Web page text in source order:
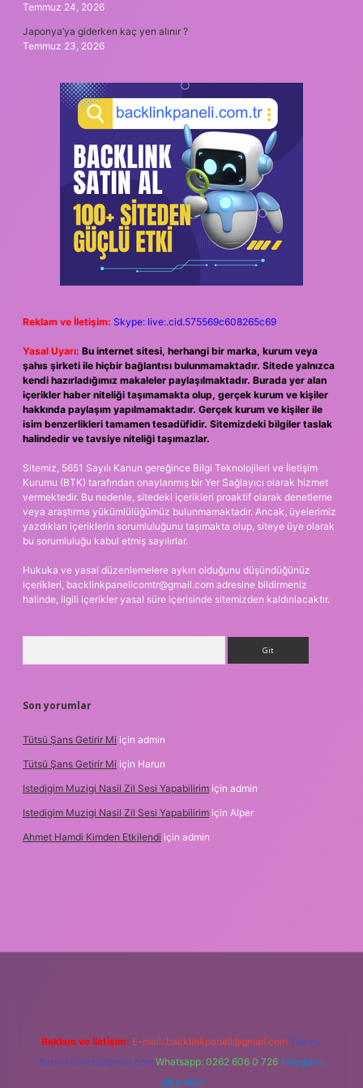
Temmuz 24, 2026
Japonya’ya giderken kaç yen alınır ?
Temmuz 23, 2026
Reklam ve İletişim: Skype: live:.cid.575569c608265c69
Yasal Uyarı: Bu internet sitesi, herhangi bir marka, kurum veya
şahıs şirketi ile hiçbir bağlantısı bulunmamaktadır. Sitede yalnızca
kendi hazırladığımız makaleler paylaşılmaktadır. Burada yer alan
içerikler haber niteliği taşımamakta olup, gerçek kurum ve kişiler
hakkında paylaşım yapılmamaktadır. Gerçek kurum ve kişiler ile
isim benzerlikleri tamamen tesadüfidir. Sitemizdeki bilgiler taslak
halindedir ve tavsiye niteliği taşımazlar.
Sitemiz, 5651 Sayılı Kanun gereğince Bilgi Teknolojileri ve İletişim
Kurumu (BTK) tarafından onaylanmış bir Yer Sağlayıcı olarak hizmet
vermektedir. Bu nedenle, sitedeki içerikleri proaktif olarak denetleme
veya araştırma yükümlülüğümüz bulunmamaktadır. Ancak, üyelerimiz
yazdıkları içeriklerin sorumluluğunu taşımakta olup, siteye üye olarak
bu sorumluluğu kabul etmiş sayılırlar.
Hukuka ve yasal düzenlemelere aykırı olduğunu düşündüğünüz
içerikleri, backlinkpanelicomtr@gmail.com adresine bildirmeniz
halinde, ilgili içerikler yasal süre içerisinde sitemizden kaldırılacaktır.
Son yorumlar
Tütsü Şans Getirir Mi için admin
Tütsü Şans Getirir Mi için Harun
Istedigim Muzigi Nasil Zil Sesi Yapabilirim için admin
Istedigim Muzigi Nasil Zil Sesi Yapabilirim için Alper
Ahmet Hamdi Kimden Etkilendi için admin
Reklam ve İletişim: E-mail: backlinkpaneli@gmail.com Teams:
forumhizmeti@gmail.com Whatsapp: 0262 606 0 726 Telegram:
@karabul